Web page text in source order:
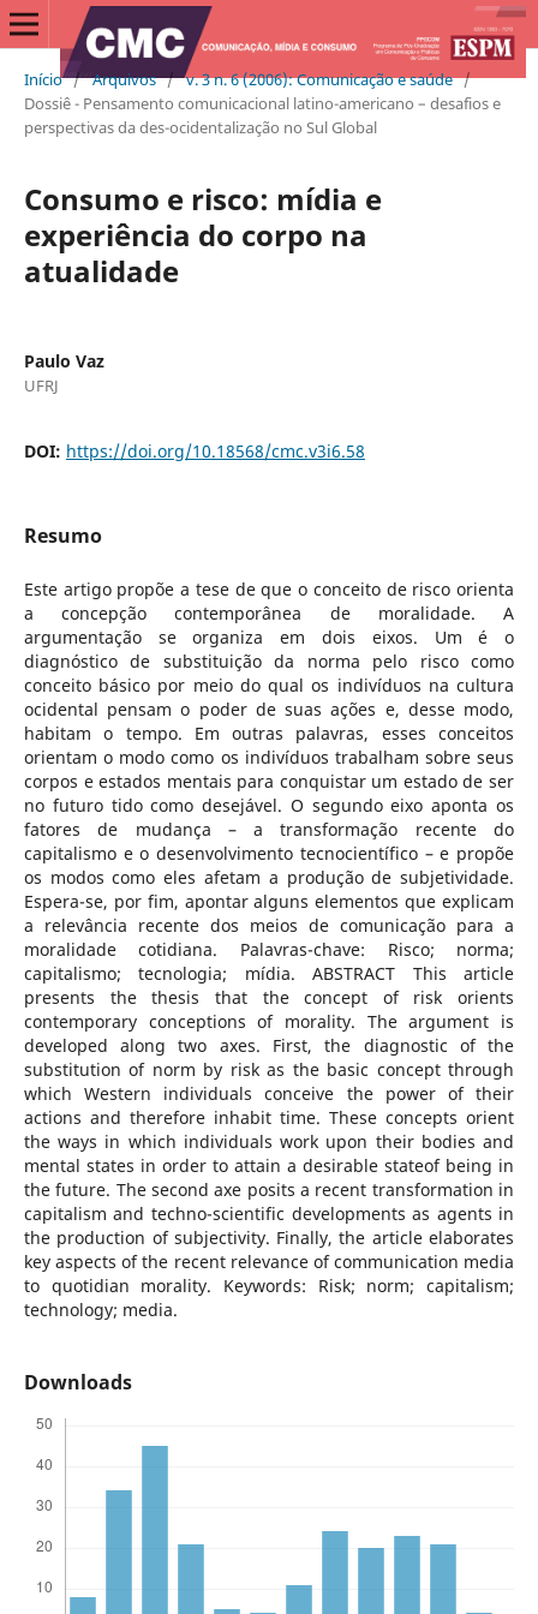
Início / Arquivos / v. 3 n. 6 (2006): Comunicação e saúde /
Dossiê - Pensamento comunicacional latino-americano – desafios e
perspectivas da des-ocidentalização no Sul Global
Consumo e risco: mídia e
experiência do corpo na
atualidade
Paulo Vaz
UFRJ
DOI: https://doi.org/10.18568/cmc.v3i6.58
Resumo
Este artigo propõe a tese de que o conceito de risco orienta
a concepção contemporânea de moralidade. A
argumentação se organiza em dois eixos. Um é o
diagnóstico de substituição da norma pelo risco como
conceito básico por meio do qual os indivíduos na cultura
ocidental pensam o poder de suas ações e, desse modo,
habitam o tempo. Em outras palavras, esses conceitos
orientam o modo como os indivíduos trabalham sobre seus
corpos e estados mentais para conquistar um estado de ser
no futuro tido como desejável. O segundo eixo aponta os
fatores de mudança – a transformação recente do
capitalismo e o desenvolvimento tecnocientífico – e propõe
os modos como eles afetam a produção de subjetividade.
Espera-se, por fim, apontar alguns elementos que explicam
a relevância recente dos meios de comunicação para a
moralidade cotidiana. Palavras-chave: Risco; norma;
capitalismo; tecnologia; mídia. ABSTRACT This article
presents the thesis that the concept of risk orients
contemporary conceptions of morality. The argument is
developed along two axes. First, the diagnostic of the
substitution of norm by risk as the basic concept through
which Western individuals conceive the power of their
actions and therefore inhabit time. These concepts orient
the ways in which individuals work upon their bodies and
mental states in order to attain a desirable stateof being in
the future. The second axe posits a recent transformation in
capitalism and techno-scientific developments as agents in
the production of subjectivity. Finally, the article elaborates
key aspects of the recent relevance of communication media
to quotidian morality. Keywords: Risk; norm; capitalism;
technology; media.
Downloads